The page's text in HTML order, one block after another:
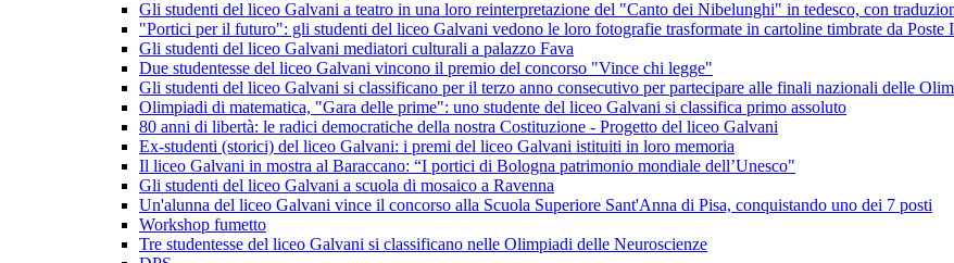
Gli studenti del liceo Galvani a teatro in una loro reinterpretazione del "Canto dei Nibelunghi" in tedesco, con
"Portici per il futuro": gli studenti del liceo Galvani vedono le loro fotografie trasformate in cartoline timbrate da Poste
Gli studenti del liceo Galvani mediatori culturali a palazzo Fava
Due studentesse del liceo Galvani vincono il premio del concorso "Vince chi legge"
Gli studenti del liceo Galvani si classificano per il terzo anno consecutivo per partecipare alle finali nazionali delle
Olimpiadi di matematica, "Gara delle prime": uno studente del liceo Galvani si classifica primo assoluto
80 anni di libertà: le radici democratiche della nostra Costituzione - Progetto del liceo Galvani
Ex-studenti (storici) del liceo Galvani: i premi del liceo Galvani istituiti in loro memoria
Il liceo Galvani in mostra al Baraccano: “I portici di Bologna patrimonio mondiale dell’Unesco"
Gli studenti del liceo Galvani a scuola di mosaico a Ravenna
Un'alunna del liceo Galvani vince il concorso alla Scuola Superiore Sant'Anna di Pisa, conquistando uno dei 7 posti
Workshop fumetto
Tre studentesse del liceo Galvani si classificano nelle Olimpiadi delle Neuroscienze